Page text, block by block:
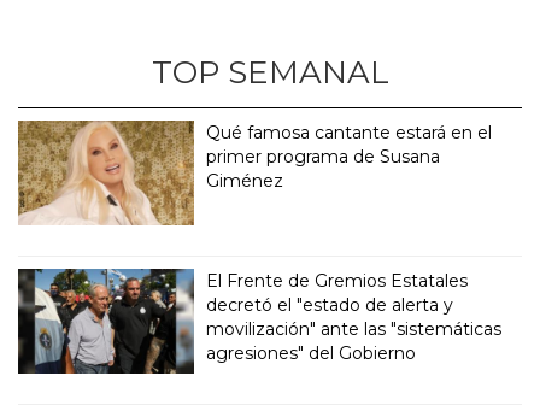
TOP SEMANAL
Qué famosa cantante estará en el
primer programa de Susana
Giménez
El Frente de Gremios Estatales
decretó el "estado de alerta y
movilización" ante las "sistemáticas
agresiones" del Gobierno